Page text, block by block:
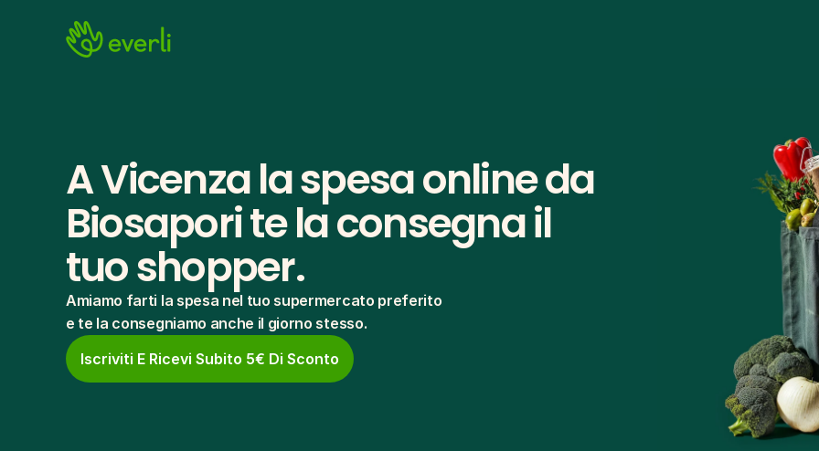
A Vicenza la spesa online da
Biosapori te la consegna il
tuo shopper.
Amiamo farti la spesa nel tuo supermercato preferito
e te la consegniamo anche il giorno stesso.
Iscriviti E Ricevi Subito 5€ Di Sconto